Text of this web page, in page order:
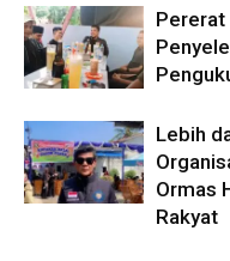
Pererat
Lebih
Ormas
Rakyat